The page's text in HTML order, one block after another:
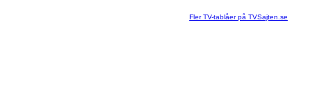
Fler TV-tablåer på TVSajten.se